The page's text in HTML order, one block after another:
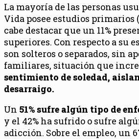
La mayoría de las personas
Vida posee estudios primarios
cabe destacar que un 11%
superiores. Con respecto a su
son solteros o separados, sin
familiares, situación que
sentimiento de soledad,
desarraigo.
Un 51% sufre algún tipo de
y el 42% ha sufrido o sufre
adicción. Sobre el empleo, un